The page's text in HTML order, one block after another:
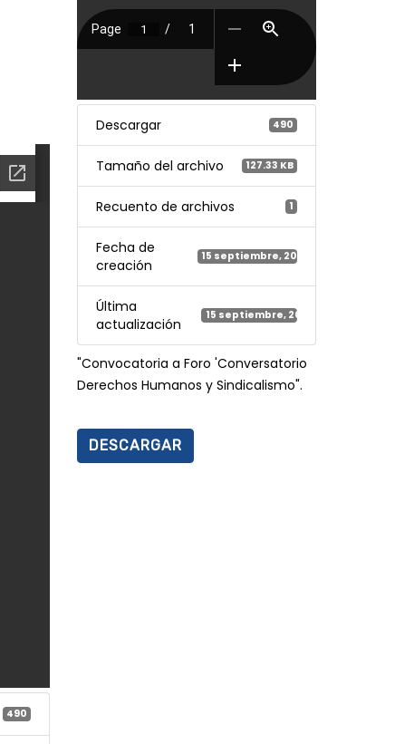
490
Descargar 490
Tamaño del archivo 127.33 KB
Recuento de archivos 1
Fecha de
creación
15 septiembre, 2022
Última
actualización
15 septiembre, 2022
"Convocatoria a Foro 'Conversatorio
Derechos Humanos y Sindicalismo".
DESCARGAR